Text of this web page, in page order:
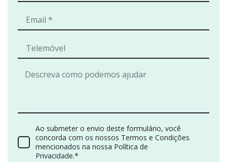
Ao submeter o envio deste formulário, você
concorda com os nossos Termos e Condições
mencionados na nossa Política de
Privacidade.*